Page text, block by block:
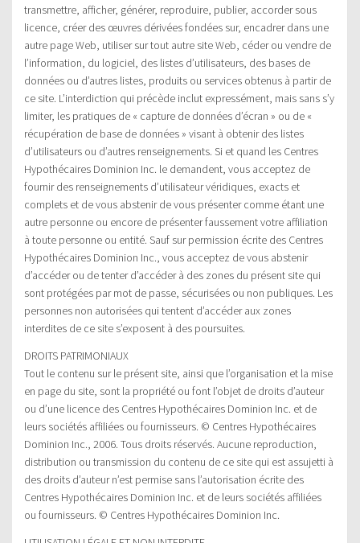
transmettre, afficher, générer, reproduire, publier, accorder sous
licence, créer des œuvres dérivées fondées sur, encadrer dans une
autre page Web, utiliser sur tout autre site Web, céder ou vendre de
l’information, du logiciel, des listes d’utilisateurs, des bases de
données ou d’autres listes, produits ou services obtenus à partir de
ce site. L’interdiction qui précède inclut expressément, mais sans s’y
limiter, les pratiques de « capture de données d’écran » ou de «
récupération de base de données » visant à obtenir des listes
d’utilisateurs ou d’autres renseignements. Si et quand les Centres
Hypothécaires Dominion Inc. le demandent, vous acceptez de
fournir des renseignements d’utilisateur véridiques, exacts et
complets et de vous abstenir de vous présenter comme étant une
autre personne ou encore de présenter faussement votre affiliation
à toute personne ou entité. Sauf sur permission écrite des Centres
Hypothécaires Dominion Inc., vous acceptez de vous abstenir
d’accéder ou de tenter d’accéder à des zones du présent site qui
sont protégées par mot de passe, sécurisées ou non publiques. Les
personnes non autorisées qui tentent d’accéder aux zones
interdites de ce site s’exposent à des poursuites.
DROITS PATRIMONIAUX
Tout le contenu sur le présent site, ainsi que l’organisation et la mise
en page du site, sont la propriété ou font l’objet de droits d’auteur
ou d’une licence des Centres Hypothécaires Dominion Inc. et de
leurs sociétés affiliées ou fournisseurs. © Centres Hypothécaires
Dominion Inc., 2006. Tous droits réservés. Aucune reproduction,
distribution ou transmission du contenu de ce site qui est assujetti à
des droits d’auteur n’est permise sans l’autorisation écrite des
Centres Hypothécaires Dominion Inc. et de leurs sociétés affiliées
ou fournisseurs. © Centres Hypothécaires Dominion Inc.